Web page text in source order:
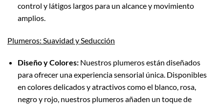
control y látigos largos para un alcance y movimiento
amplios.
Plumeros: Suavidad y Seducción
Diseño y Colores:Nuestros plumeros están diseñados
para ofrecer una experiencia sensorial única. Disponibles
en colores delicados y atractivos como el blanco, rosa,
negro y rojo, nuestros plumeros añaden un toque de